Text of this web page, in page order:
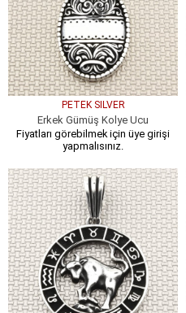
PETEK SILVER
Erkek Gümüş Kolye Ucu
Fiyatları görebilmek için üye girişi
yapmalısınız.